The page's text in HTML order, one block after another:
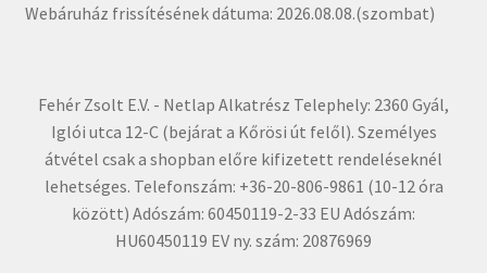
Webáruház frissítésének dátuma: 2026.08.08.(szombat)
Fehér Zsolt E.V. - Netlap Alkatrész Telephely: 2360 Gyál,
Iglói utca 12-C (bejárat a Kőrösi út felől). Személyes
átvétel csak a shopban előre kifizetett rendeléseknél
lehetséges. Telefonszám: +36-20-806-9861 (10-12 óra
között) Adószám: 60450119-2-33 EU Adószám:
HU60450119 EV ny. szám: 20876969